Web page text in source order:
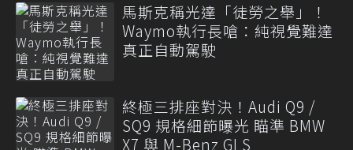
馬斯克稱光達「徒勞之舉」！
Waymo執行長嗆：純視覺難達
真正自動駕駛
終極三排座對決！Audi Q9 /
SQ9 規格細節曝光 瞄準 BMW
X7 與 M-Benz GLS